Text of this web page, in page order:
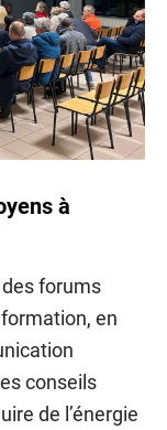
à
forums
en
conseils
de l’énergie